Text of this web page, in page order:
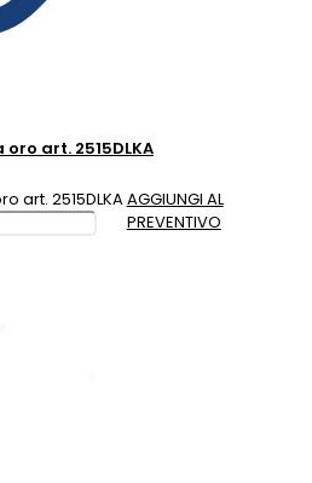
art. 2515DLKA
art. 2515DLKAAGGIUNGI AL
PREVENTIVO